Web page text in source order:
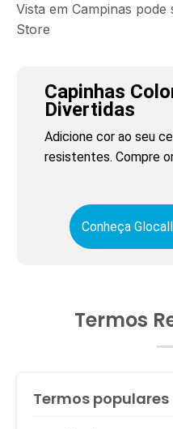
Vista em Campinas
Store
Capinhas
Divertidas
Adicione cor ao seu
resistentes. Compre
Conheça
Termos
Termos populares